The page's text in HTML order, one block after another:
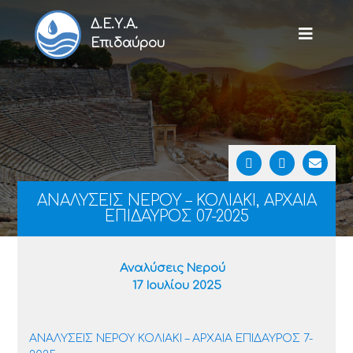
Δ.Ε.Υ.Α.
Επιδαύρου
ΑΝΑΛΥΣΕΙΣ ΝΕΡΟΥ – ΚΟΛΙΑΚΙ, ΑΡΧΑΙΑ
ΕΠΙΔΑΥΡΟΣ 07-2025
Αναλύσεις Νερού
17 Ιουλίου 2025
ΑΝΑΛΥΣΕΙΣ ΝΕΡΟΥ ΚΟΛΙΑΚΙ – ΑΡΧΑΙΑ ΕΠΙΔΑΥΡΟΣ 7-